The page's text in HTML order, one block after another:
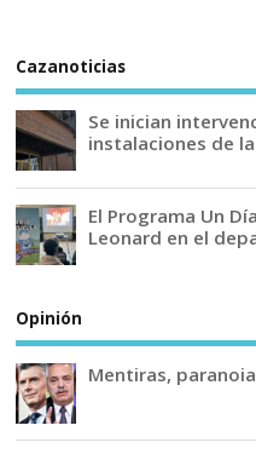
Cazanoticias
Se inician
instalaciones de
El Programa Un
Leonard en el
Opinión
Mentiras,